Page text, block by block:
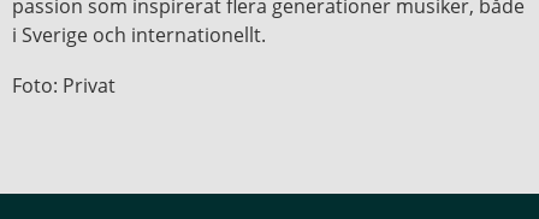
passion som inspirerat flera generationer musiker, både
i Sverige och internationellt.
Foto: Privat